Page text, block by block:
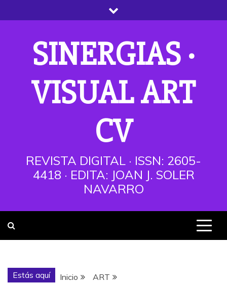
al
SINERGIAS ·
VISUAL ART
CV
REVISTA DIGITAL · ISSN: 2605-
4418 · EDITA: JOAN J. SOLER
NAVARRO
Estás aquí Inicio
ART